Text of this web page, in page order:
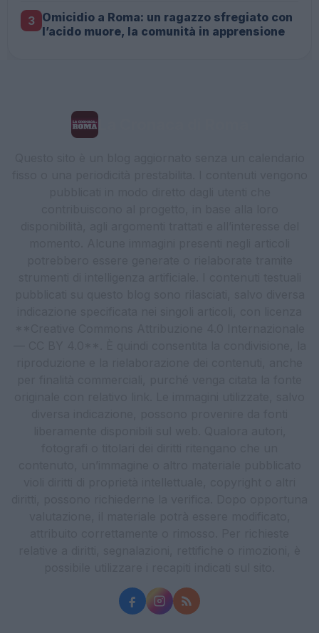
3 Omicidio a Roma: un ragazzo sfregiato con
l’acido muore, la comunità in apprensione